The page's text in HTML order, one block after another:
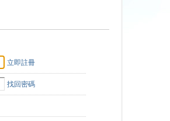
立即註冊
找回密碼